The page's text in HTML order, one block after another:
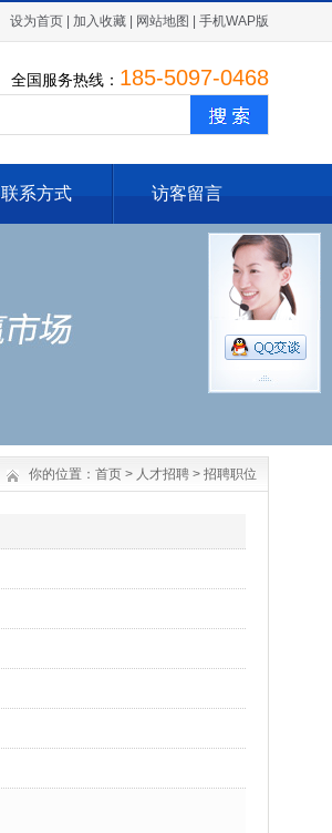
设为首页 加入收藏 网站地图 手机WAP版
全国服务热线： 185-5097-0468
联系方式 访客留言
你的位置： 首页 > 人才招聘 > 招聘职位